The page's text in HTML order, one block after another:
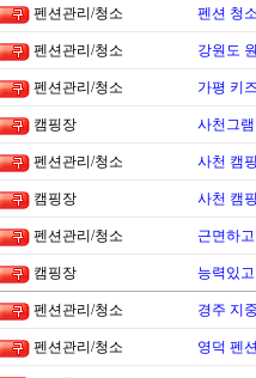
펜션관리/청소 펜션 청
펜션관리/청소 강원도
펜션관리/청소 가평 키
캠핑장 사천그
펜션관리/청소 사천 캠
캠핑장 사천 캠
펜션관리/청소 근면하
캠핑장 능력있
펜션관리/청소 경주 지
펜션관리/청소 영덕 펜